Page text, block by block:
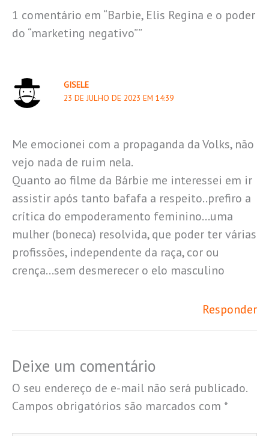
1 comentário em “Barbie, Elis Regina e o poder
do “marketing negativo””
GISELE
23 DE JULHO DE 2023 EM 14:39
Me emocionei com a propaganda da Volks, não
vejo nada de ruim nela.
Quanto ao filme da Bárbie me interessei em ir
assistir após tanto bafafa a respeito..prefiro a
crítica do empoderamento feminino…uma
mulher (boneca) resolvida, que poder ter várias
profissões, independente da raça, cor ou
crença…sem desmerecer o elo masculino
Responder
Deixe um comentário
O seu endereço de e-mail não será publicado.
Campos obrigatórios são marcados com *